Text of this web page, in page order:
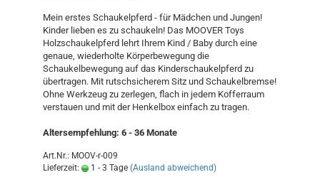
Mein erstes Schaukelpferd - für Mädchen und Jungen!
Kinder lieben es zu schaukeln! Das MOOVER Toys
Holzschaukelpferd lehrt Ihrem Kind / Baby durch eine
genaue, wiederholte Körperbewegung die
Schaukelbewegung auf das Kinderschaukelpferd zu
übertragen. Mit rutschsicherem Sitz und Schaukelbremse!
Ohne Werkzeug zu zerlegen, flach in jedem Kofferraum
verstauen und mit der Henkelbox einfach zu tragen.
Altersempfehlung: 6 - 36 Monate
Art.Nr.: MOOV-r-009
Lieferzeit:
1 - 3 Tage (Ausland abweichend)